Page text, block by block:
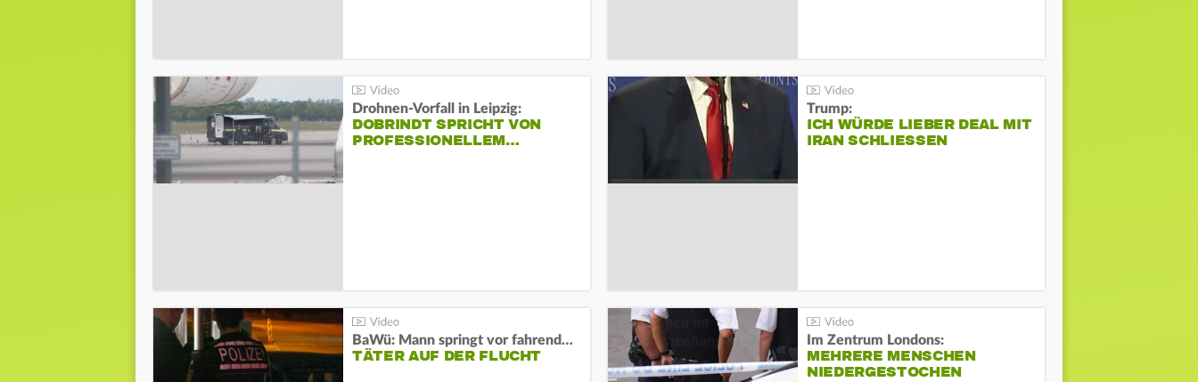
Drohnen-Vorfall in Leipzig:
DOBRINDT SPRICHT VON
PROFESSIONELLEM…
Trump:
ICH WÜRDE LIEBER DEAL MIT
IRAN SCHLIESSEN
BaWü: Mann springt vor fahrendes Auto und schießt
TÄTER AUF DER FLUCHT
Im Zentrum Londons:
MEHRERE MENSCHEN
NIEDERGESTOCHEN